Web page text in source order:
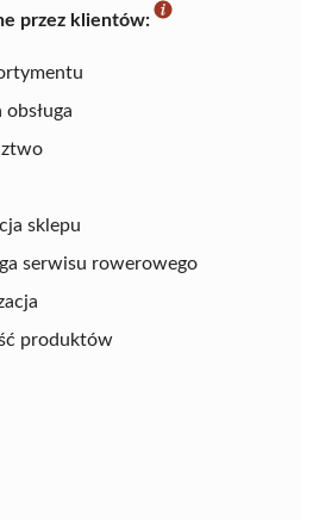
przez klientów:
sklepu
serwisu rowerowego
produktów